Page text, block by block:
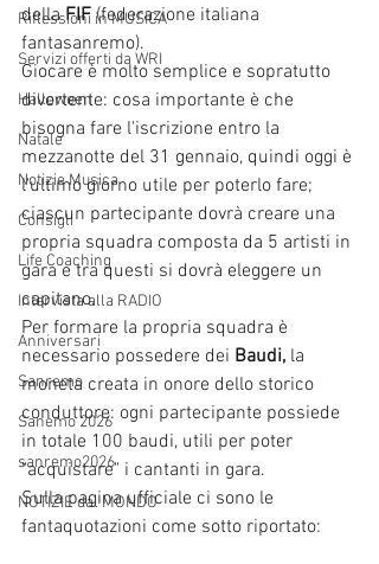
Riflessioni in MUSICA
Servizi offerti da WRI
Halloween
Natale
Notizie Musica
Consigli
Life Coaching
Intervista alla RADIO
Anniversari
Sanremo
Sanemo 2026
sanremo2026
NOTIZIE dal MONDO
della FIF (federazione italiana
fantasanremo).
Giocare è molto semplice e sopratutto
divertente: cosa importante è che
bisogna fare l'iscrizione entro la
mezzanotte del 31 gennaio, quindi oggi è
l'ultimo giorno utile per poterlo fare;
ciascun partecipante dovrà creare una
propria squadra composta da 5 artisti in
gara e tra questi si dovrà eleggere un
capitano.
Per formare la propria squadra è
necessario possedere dei Baudi, la
moneta creata in onore dello storico
conduttore: ogni partecipante possiede
in totale 100 baudi, utili per poter
"acquistare" i cantanti in gara.
Sulla pagina ufficiale ci sono le
fantaquotazioni come sotto riportato: